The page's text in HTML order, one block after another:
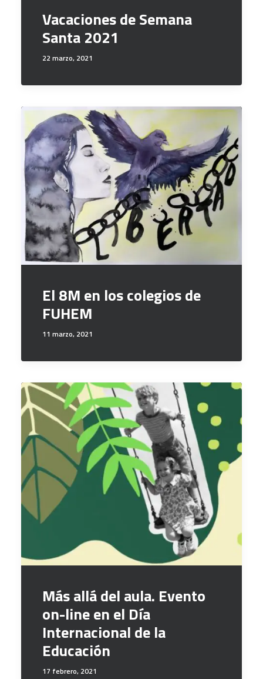
Vacaciones de Semana
Santa 2021
22 marzo, 2021
El 8M en los colegios de
FUHEM
11 marzo, 2021
Más allá del aula. Evento
on-line en el Día
Internacional de la
Educación
17 febrero, 2021